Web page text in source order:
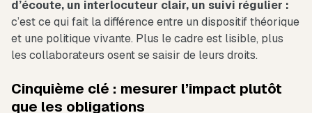
d’écoute, un interlocuteur clair, un suivi régulier :
c’est ce qui fait la différence entre un dispositif théorique
et une politique vivante. Plus le cadre est lisible, plus
les collaborateurs osent se saisir de leurs droits.
Cinquième clé : mesurer l’impact plutôt
que les obligations